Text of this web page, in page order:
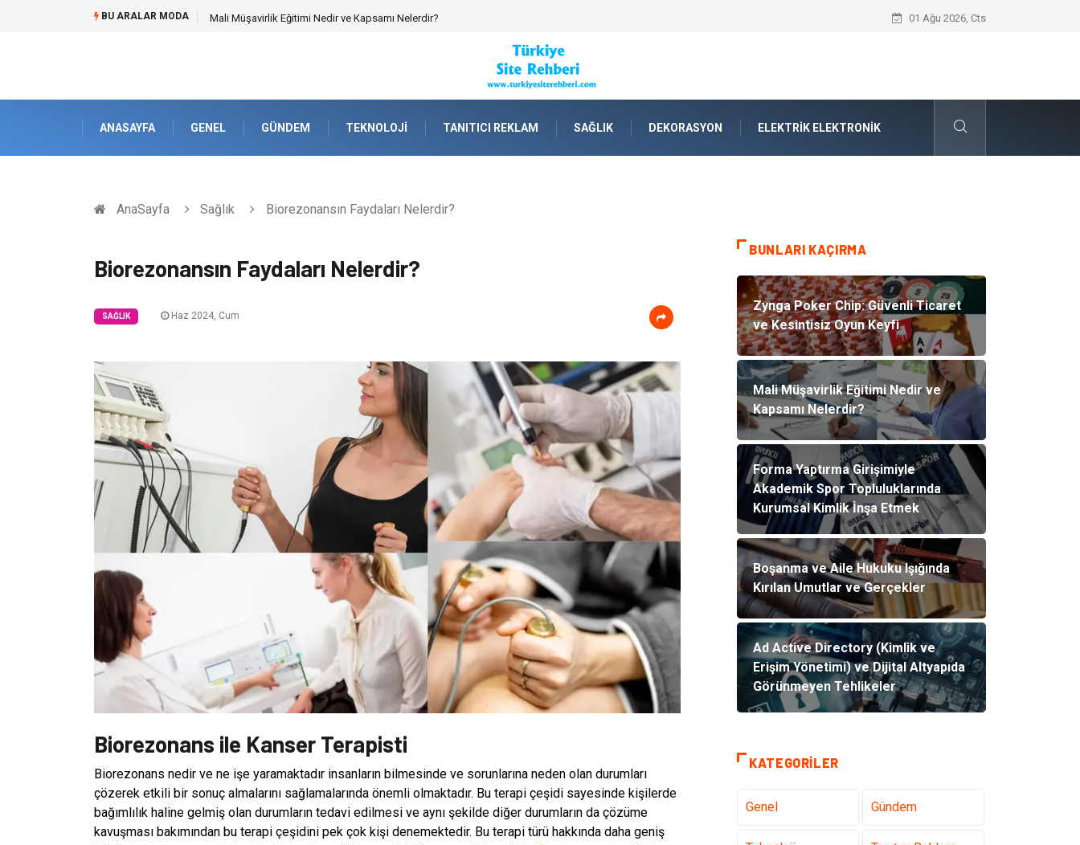
BU ARALAR MODA Mali Müşavirlik Eğitimi Nedir ve Kapsamı Nelerdir? Forma Yaptırma Girişimiyle Akademik
01 Ağu 2026, Cts
ANASAYFA GENEL GÜNDEM TEKNOLOJI TANITICI REKLAM SAĞLIK DEKORASYON ELEKTRIK ELEKTRONIK
AnaSayfa Sağlık Biorezonansın Faydaları Nelerdir?
Biorezonansın Faydaları Nelerdir?
SAĞLIK Haz 2024, Cum
Biorezonans ile Kanser Terapisti
Biorezonans nedir ve ne işe yaramaktadır insanların bilmesinde ve sorunlarına neden olan durumları
çözerek etkili bir sonuç almalarını sağlamalarında önemli olmaktadır. Bu terapi çeşidi sayesinde kişilerde
bağımlılık haline gelmiş olan durumların tedavi edilmesi ve aynı şekilde diğer durumların da çözüme
kavuşması bakımından bu terapi çeşidini pek çok kişi denemektedir. Bu terapi türü hakkında daha geniş
BUNLARI KAÇIRMA
Zynga Poker Chip: Güvenli Ticaret
ve Kesintisiz Oyun Keyfi
Mali Müşavirlik Eğitimi Nedir ve
Kapsamı Nelerdir?
Forma Yaptırma Girişimiyle
Akademik Spor Topluluklarında
Kurumsal Kimlik İnşa Etmek
Boşanma ve Aile Hukuku Işığında
Kırılan Umutlar ve Gerçekler
Ad Active Directory (Kimlik ve
Erişim Yönetimi) ve Dijital Altyapıda
Görünmeyen Tehlikeler
KATEGORILER
Genel Gündem